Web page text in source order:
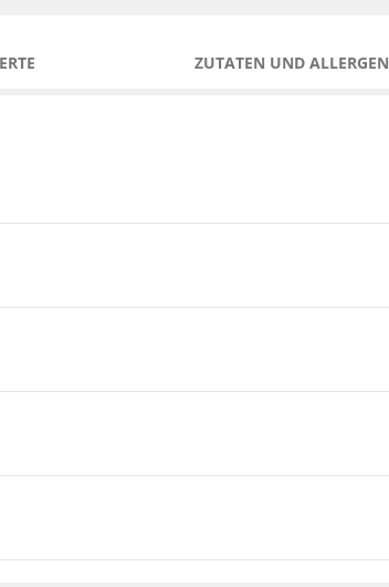
ZUTATEN UND